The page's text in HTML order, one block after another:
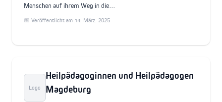
Menschen auf ihrem Weg in die…
📅 Veröffentlicht am 14. März. 2025
Logo
Heilpädagoginnen und Heilpädagogen
Magdeburg